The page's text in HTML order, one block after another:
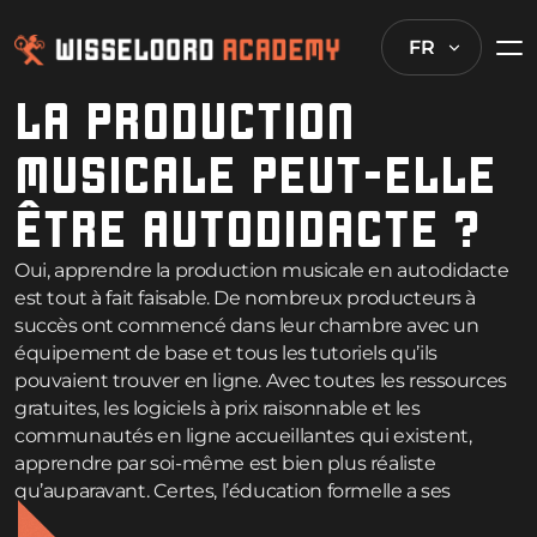
FR
LA PRODUCTION
MUSICALE PEUT-ELLE
ÊTRE AUTODIDACTE ?
Oui, apprendre la production musicale en autodidacte
est tout à fait faisable. De nombreux producteurs à
succès ont commencé dans leur chambre avec un
équipement de base et tous les tutoriels qu’ils
pouvaient trouver en ligne. Avec toutes les ressources
gratuites, les logiciels à prix raisonnable et les
communautés en ligne accueillantes qui existent,
apprendre par soi-même est bien plus réaliste
qu’auparavant. Certes, l’éducation formelle a ses
avantages, mais avec de la détermination et une